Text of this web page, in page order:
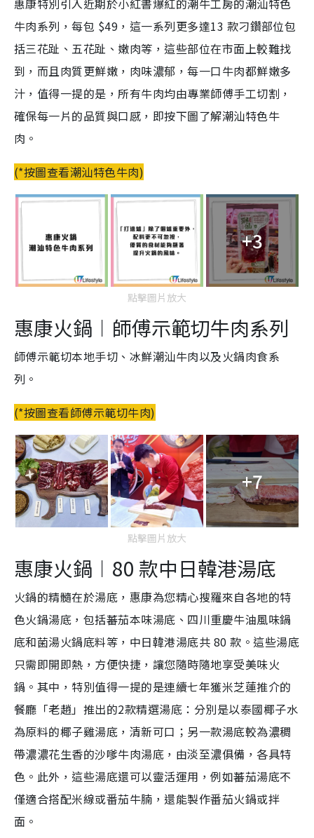
牛肉系列，每包 $49， 這一系列更多達13 款刁鑽部位包
括三花趾、五花趾、嫩肉等， 這些部位在市面上較難找
到， 而且肉質更鮮嫩，肉味濃郁，每一口牛肉都鮮嫩多
汁，值得一提的是 ， 所有牛肉均由專業師傅手工切割，
確保每一片的品質與口感 ，即按下圖了解潮汕特色牛
肉。
(*按圖查看潮汕特色牛肉)
+3
點擊圖片放大
惠康火鍋 ︱師傅示範切牛肉系列
師傅示範切本地手切、冰鮮潮汕牛肉以及火鍋肉食系
列。
(*按圖查看師傅示範切牛肉)
+7
點擊圖片放大
惠康火鍋 ︱ 80 款中日韓港湯底
火鍋的精髓在於湯底，惠康為您精心搜羅來自各地的特
色火鍋湯底，包括蕃茄本味湯底、四川重慶牛油風味鍋
底和菌湯火鍋底料等， 中日韓港湯底共 80 款。 這些湯底
只需即開即熱，方便快捷，讓您隨時隨地享受美味火
鍋。其中，特別值得一提的是連續七年獲米芝蓮推介的
餐廳「老趙」推出的2款精選湯底： 分別是以泰國椰子水
為原料的椰子雞湯底，清新可口；另一款湯底較為濃稠
帶濃濃花生香的沙嗲牛肉湯底，由淡至濃俱備，各具特
色。 此外，這些湯底還可以靈活運用，例如蕃茄湯底不
僅適合搭配米線或番茄牛腩，還能製作番茄火鍋或拌
面。